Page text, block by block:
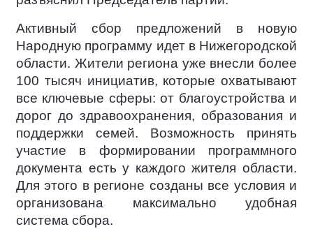
Активный сбор предложений в новую
Народную программу идет в Нижегородской
области. Жители региона уже внесли более
100 тысяч инициатив, которые охватывают
все ключевые сферы: от благоустройства и
дорог до здравоохранения, образования и
поддержки семей. Возможность принять
участие в формировании программного
документа есть у каждого жителя области.
Для этого в регионе созданы все условия и
организована максимально удобная
система сбора.